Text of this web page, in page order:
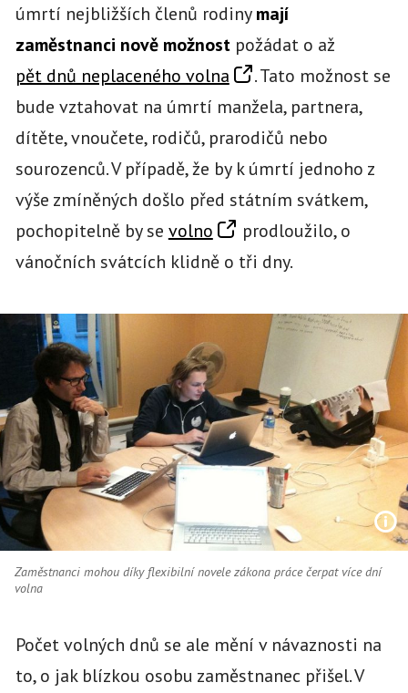
úmrtí nejbližších členů rodinymají
zaměstnanci nově možnost požádat o až
pět dnů neplaceného volna
. Tato možnost se
bude vztahovat na úmrtí manžela, partnera,
dítěte, vnoučete, rodičů, prarodičů nebo
sourozenců. V případě, že by k úmrtí jednoho z
výše zmíněných došlo před státním svátkem,
pochopitelně by se volno
prodloužilo, o
vánočních svátcích klidně o tři dny.
Zaměstnanci mohou díky flexibilní novele zákona práce čerpat více dní
volna
Počet volných dnů se ale mění v návaznosti na
to, o jak blízkou osobu zaměstnanec přišel. V